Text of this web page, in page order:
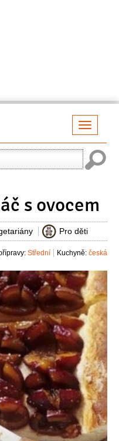
s ovocem
Pro děti
Kuchyně: česká
Střední